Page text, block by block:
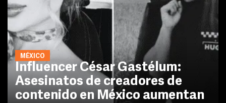
MÉXICO
Influencer César Gastélum:
Asesinatos de creadores de
contenido en México aumentan